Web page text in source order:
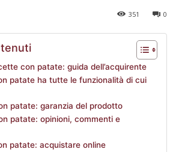
0
351
con patate: guida dell’acquirente
patate ha tutte le funzionalità di cui
patate: garanzia del prodotto
patate: opinioni, commenti e
patate: acquistare online